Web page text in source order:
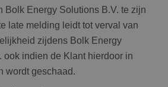
Bolk Energy Solutions B.V. te zijn
late melding leidt tot verval van
zijdens Bolk Energy
ook indien de Klant hierdoor in
wordt geschaad.